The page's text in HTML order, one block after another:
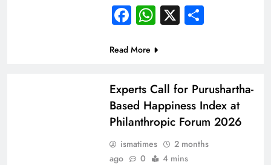
Facebook
WhatsApp
X Share
Read More
Experts Call for Purushartha-
Based Happiness Index at
Philanthropic Forum 2026
ismatimes
2 months
ago
0 4 mins